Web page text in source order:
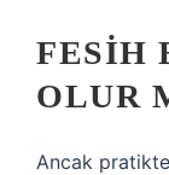
FESIH
OLUR
Ancak